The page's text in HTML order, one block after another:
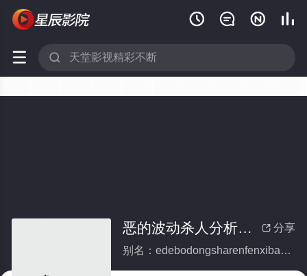
   
 
 分享
恶的波动杀人分析班番外(全集)
别名：edebodongsharenfenxibanfanwai